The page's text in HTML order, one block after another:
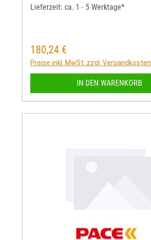
Lieferzeit: ca. 1 - 5 Werktage*
Regulärer Preis:
180,24 €
Preise inkl. MwSt. zzgl. Versandkosten
IN DEN WARENKORB